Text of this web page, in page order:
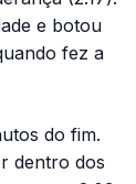
e botou
fez a
do fim.
dentro dos